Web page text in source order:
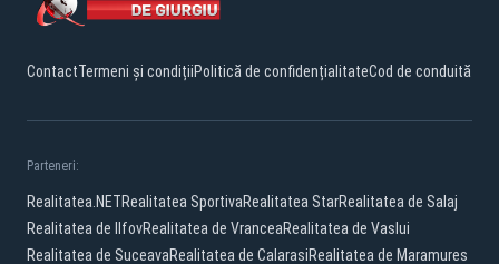
ContactTermeni și condițiiPolitică de confidențialitateCod de conduită
Parteneri:
Realitatea.NETRealitatea SportivaRealitatea StarRealitatea de Salaj
Realitatea de IlfovRealitatea de VranceaRealitatea de Vaslui
Realitatea de SuceavaRealitatea de CalarasiRealitatea de Maramures